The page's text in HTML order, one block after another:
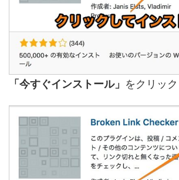
「今すぐインストール」 をクリック